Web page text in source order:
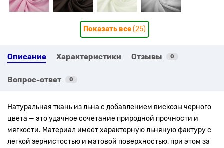
Показать все(25)
Описание Характеристики Отзывы 0
Вопрос-ответ 0
Натуральная ткань из льна с добавлением вискозы черного
цвета — это удачное сочетание природной прочности и
мягкости. Материал имеет характерную льняную фактуру с
легкой зернистостью и матовой поверхностью, при этом за